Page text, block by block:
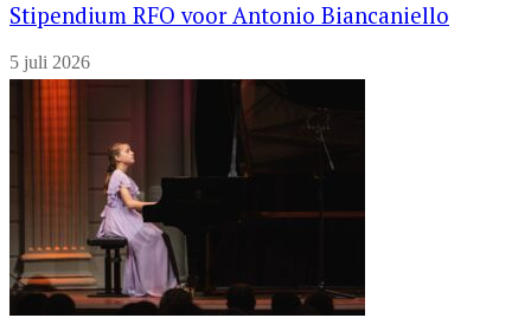
Stipendium RFO voor Antonio Biancaniello
5 juli 2026